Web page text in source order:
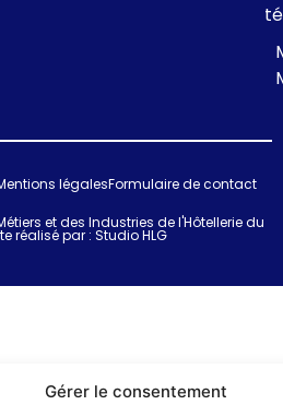
Gérer le consentement
et des Industries de l'Hôtellerie du
réalisé par : Studio HLG
légalesFormulaire de contact